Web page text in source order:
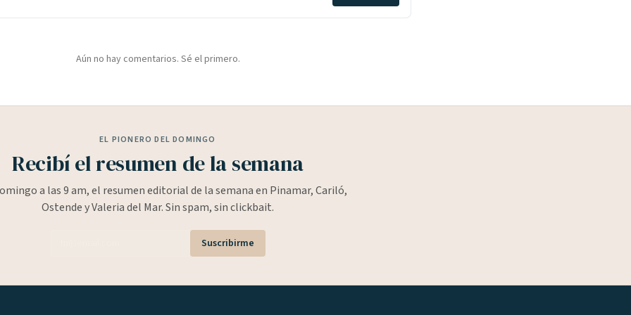
Aún no hay comentarios. Sé el primero.
EL PIONERO DEL DOMINGO
Recibí el resumen de la semana
a las 9 am, el resumen editorial de la semana en Pinamar, Cariló,
Ostende y Valeria del Mar. Sin spam, sin clickbait.
Suscribirme